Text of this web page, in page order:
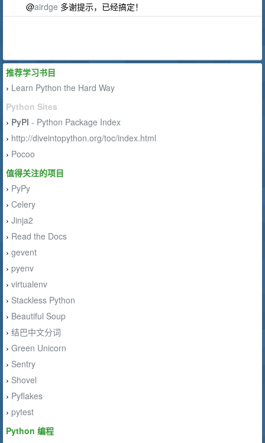
@airdge 多谢提示，已经搞定！
推荐学习书目
› Learn Python the Hard Way
Python Sites
› PyPI - Python Package Index
› http://diveintopython.org/toc/index.html
› Pocoo
值得关注的项目
› PyPy
› Celery
› Jinja2
› Read the Docs
› gevent
› pyenv
› virtualenv
› Stackless Python
› Beautiful Soup
› 结巴中文分词
› Green Unicorn
› Sentry
› Shovel
› Pyflakes
› pytest
Python 编程